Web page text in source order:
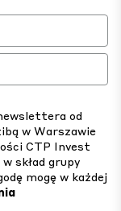
od
w Warszawie
CTP Invest
skład grupy
mogę w każdej